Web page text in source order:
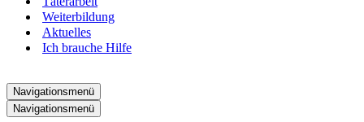
Weiterbildung
Aktuelles
Ich brauche Hilfe
Navigationsmenü
Navigationsmenü